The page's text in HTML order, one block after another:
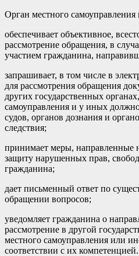
Орган местного
обеспечивает объективное,
рассмотрение обращения, в
участием гражданина,
запрашивает, в том числе в
для рассмотрения обращения
других государственных
самоуправления и у иных
судов, органов дознания и
следствия;
принимает меры, направленные
защиту нарушенных прав,
гражданина;
дает письменный ответ по
обращении вопросов;
уведомляет гражданина о
рассмотрение в другой
местного самоуправления или
соответствии с их компетенцией.